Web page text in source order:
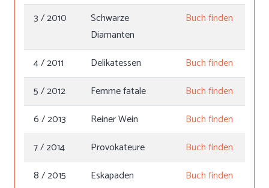
3 / 2010
Schwarze
Diamanten
Buch finden
4 / 2011 Delikatessen
Buch finden
5 / 2012
Femme fatale
Buch finden
6 / 2013
Reiner Wein
Buch finden
7 / 2014
Provokateure
Buch finden
8 / 2015
Eskapaden
Buch finden